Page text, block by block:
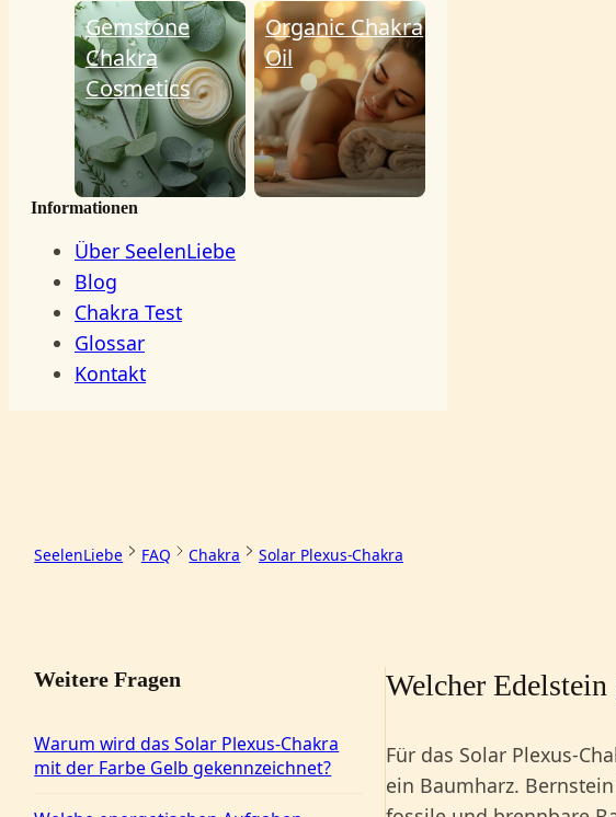
Gemstone
Chakra
Cosmetics
Organic Chakra
Oil
Informationen
Über SeelenLiebe
Blog
Chakra Test
Glossar
Kontakt
SeelenLiebe FAQ Chakra Solar Plexus-Chakra
Welcher
Für das Solar Plexus-
ein Baumharz.
Weitere Fragen
Warum wird das Solar Plexus-Chakra
mit der Farbe Gelb gekennzeichnet?